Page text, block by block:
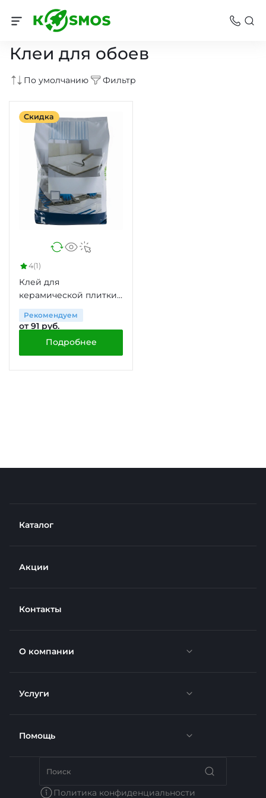
Строительный клей
Клеи для обоев
По умолчанию Фильтр
Скидка
4(1)
Клей для
керамической плитки
усиленный HomeCraft
Pro, 5 кг
Рекомендуем
от 91 руб.
Подробнее
Каталог
Акции
Контакты
О компании
Новости
Отзывы
Вакансии
Услуги
Доставка
Недвижимость
Помощь
Политика конфиденциальности